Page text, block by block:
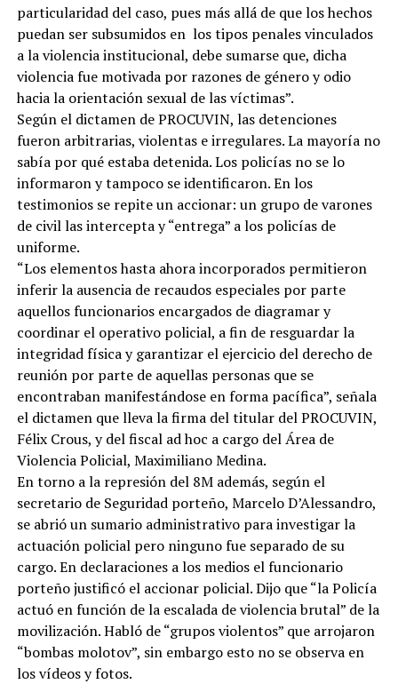
particularidad del caso, pues más allá de que los hechos
puedan ser subsumidos en los tipos penales vinculados
a la violencia institucional, debe sumarse que, dicha
violencia fue motivada por razones de género y odio
hacia la orientación sexual de las víctimas”.
Según el dictamen de PROCUVIN, las detenciones
fueron arbitrarias, violentas e irregulares. La mayoría no
sabía por qué estaba detenida. Los policías no se lo
informaron y tampoco se identificaron. En los
testimonios se repite un accionar: un grupo de varones
de civil las intercepta y “entrega” a los policías de
uniforme.
“Los elementos hasta ahora incorporados permitieron
inferir la ausencia de recaudos especiales por parte
aquellos funcionarios encargados de diagramar y
coordinar el operativo policial, a fin de resguardar la
integridad física y garantizar el ejercicio del derecho de
reunión por parte de aquellas personas que se
encontraban manifestándose en forma pacífica”, señala
el dictamen que lleva la firma del titular del PROCUVIN,
Félix Crous, y del fiscal ad hoc a cargo del Área de
Violencia Policial, Maximiliano Medina.
En torno a la represión del 8M además, según el
secretario de Seguridad porteño, Marcelo D’Alessandro,
se abrió un sumario administrativo para investigar la
actuación policial pero ninguno fue separado de su
cargo. En declaraciones a los medios el funcionario
porteño justificó el accionar policial. Dijo que “la Policía
actuó en función de la escalada de violencia brutal” de la
movilización. Habló de “grupos violentos” que arrojaron
“bombas molotov”, sin embargo esto no se observa en
los vídeos y fotos.